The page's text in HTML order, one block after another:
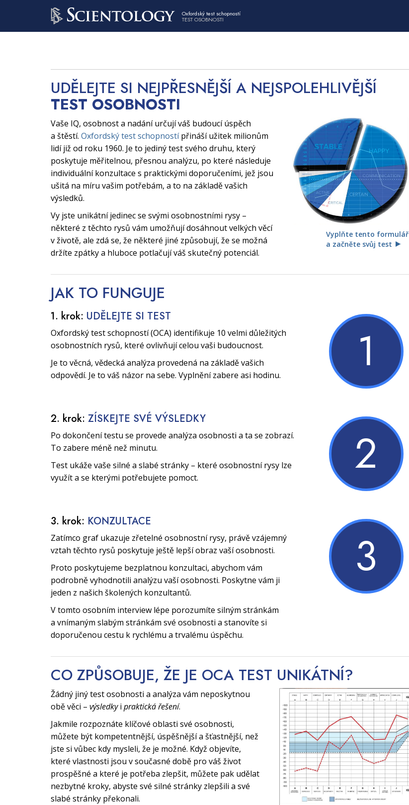
Oxfordský test schopností
TEST OSOBNOSTI
UDĚLEJTE SI NEJPŘESNĚJŠÍ A NEJSPOLEHLIVĚJŠÍ
TEST OSOBNOSTI
Vyplňte tento formulář
a začněte svůj test
Vaše IQ, osobnost a nadání určují váš budoucí úspěch
a štěstí. Oxfordský test schopnostípřináší užitek milionům
lidí již od roku 1960. Je to jediný test svého druhu, který
poskytuje měřitelnou, přesnou analýzu, po které následuje
individuální konzultace s praktickými doporučeními, jež jsou
ušitá na míru vašim potřebám, a to na základě vašich
výsledků.
Vy jste unikátní jedinec se svými osobnostními rysy –
některé z těchto rysů vám umožňují dosáhnout velkých věcí
v životě, ale zdá se, že některé jiné způsobují, že se možná
držíte zpátky a hluboce potlačují váš skutečný potenciál.
JAK TO FUNGUJE
1. krok: UDĚLEJTE SI TEST
Oxfordský test schopností (OCA) identifikuje 10 velmi důležitých
osobnostních rysů, které ovlivňují celou vaši budoucnost.
Je to věcná, vědecká analýza provedená na základě vašich
odpovědí. Je to váš názor na sebe. Vyplnění zabere asi hodinu.
1
2. krok: ZÍSKEJTE SVÉ VÝSLEDKY
Po dokončení testu se provede analýza osobnosti a ta se zobrazí.
To zabere méně než minutu.
Test ukáže vaše silné a slabé stránky – které osobnostní rysy lze
využít a se kterými potřebujete pomoct.
2
3. krok: KONZULTACE
Zatímco graf ukazuje zřetelné osobnostní rysy, právě vzájemný
vztah těchto rysů poskytuje ještě lepší obraz vaší osobnosti.
Proto poskytujeme bezplatnou konzultaci, abychom vám
podrobně vyhodnotili analýzu vaší osobnosti. Poskytne vám ji
jeden z našich školených konzultantů.
V tomto osobním interview lépe porozumíte silným stránkám
a vnímaným slabým stránkám své osobnosti a stanovíte si
doporučenou cestu k rychlému a trvalému úspěchu.
3
CO ZPŮSOBUJE, ŽE JE OCA TEST UNIKÁTNÍ?
Žádný jiný test osobnosti a analýza vám neposkytnou
obě věci – výsledkyi praktická řešení.
Jakmile rozpoznáte klíčové oblasti své osobnosti,
můžete být kompetentnější, úspěšnější a šťastnější, než
jste si vůbec kdy mysleli, že je možné. Když objevíte,
které vlastnosti jsou v současné době pro váš život
prospěšné a které je potřeba zlepšit, můžete pak udělat
nezbytné kroky, abyste své silné stránky zlepšili a své
slabé stránky překonali.